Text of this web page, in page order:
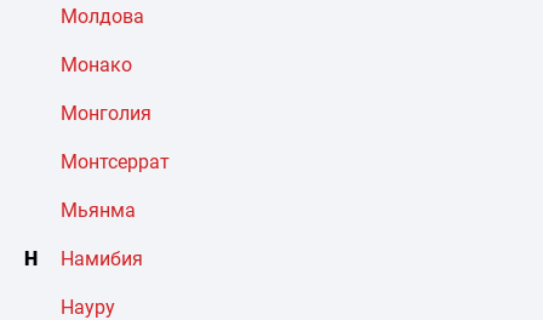
Молдова
Монако
Монголия
Монтсеррат
Мьянма
Н Намибия
Науру